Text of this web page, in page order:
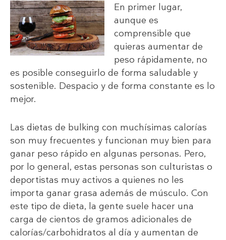
En primer lugar,
aunque es
comprensible que
quieras aumentar de
peso rápidamente, no
es posible conseguirlo de forma saludable y
sostenible. Despacio y de forma constante es lo
mejor.
Las dietas de bulking con muchísimas calorías
son muy frecuentes y funcionan muy bien para
ganar peso rápido en algunas personas. Pero,
por lo general, estas personas son culturistas o
deportistas muy activos a quienes no les
importa ganar grasa además de músculo. Con
este tipo de dieta, la gente suele hacer una
carga de cientos de gramos adicionales de
calorías/carbohidratos al día y aumentan de